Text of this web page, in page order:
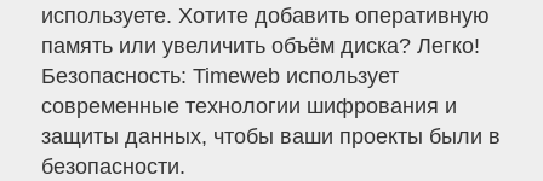
используете. Хотите добавить оперативную
память или увеличить объём диска? Легко!
Безопасность: Timeweb использует
современные технологии шифрования и
защиты данных, чтобы ваши проекты были в
безопасности.